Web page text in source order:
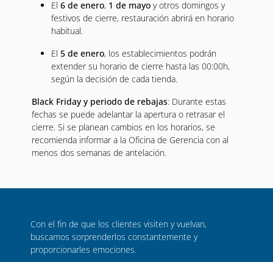
El 6 de enero, 1 de mayo y otros domingos y
festivos de cierre, restauración abrirá en horario
habitual.
El 5 de enero, los establecimientos podrán
extender su horario de cierre hasta las 00:00h,
según la decisión de cada tienda.
Black Friday y periodo de rebajas: Durante estas
fechas se puede adelantar la apertura o retrasar el
cierre. Si se planean cambios en los horarios, se
recomienda informar a la Oficina de Gerencia con al
menos dos semanas de antelación.
Con el fin de que los clientes visiten y vuelvan,
buscamos sorprenderlos constantemente y
proporcionarles emociones.